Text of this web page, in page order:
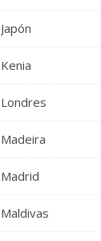
Japón
Kenia
Londres
Madeira
Madrid
Maldivas